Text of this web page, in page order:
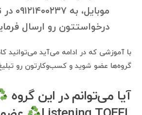
موبایل،
درخواستتون رو ارسال
با آموزشی که در ادامه می‌آید می‌توانید
گروه‌ها عضو شوید و کسب‌وکارتون رو
آیا می‌توانم در این گروه